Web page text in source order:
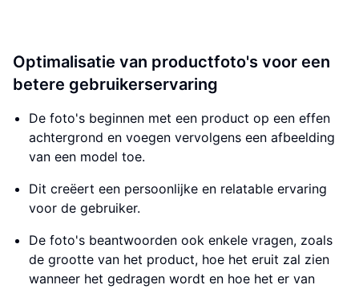
Optimalisatie van productfoto's voor een
betere gebruikerservaring
De foto's beginnen met een product op een effen
achtergrond en voegen vervolgens een afbeelding
van een model toe.
Dit creëert een persoonlijke en relatable ervaring
voor de gebruiker.
De foto's beantwoorden ook enkele vragen, zoals
de grootte van het product, hoe het eruit zal zien
wanneer het gedragen wordt en hoe het er van